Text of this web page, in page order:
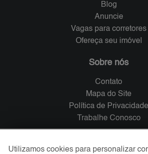
Blog
Anuncie
Vagas para corretores
Ofereça seu imóvel
Sobre nós
Contato
Mapa do Site
Política de Privacidade
Trabalhe Conosco
Utilizamos cookies para personalizar